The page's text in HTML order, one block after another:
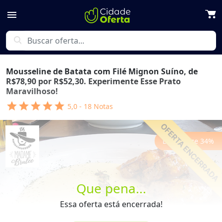
menu
search
Que pena...
Essa oferta está encerrada!
Mousseline de Batata com Filé Mignon Suíno, de
R$78,90 por R$52,30. Experimente Esse Prato
Maravilhoso!
starstarstarstarstar 5,0 - 18 Notas
Economize 34%